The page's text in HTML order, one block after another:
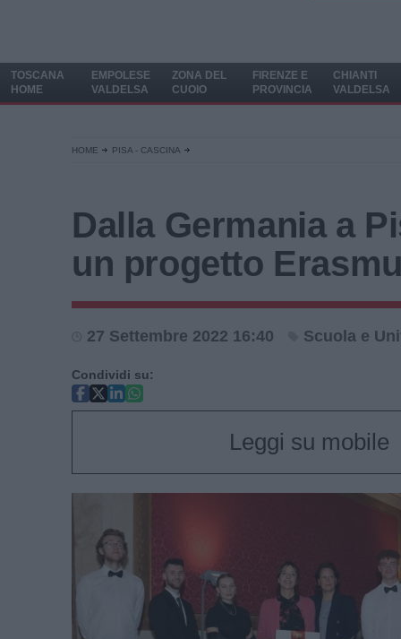
TOSCANA
HOME
EMPOLESE
VALDELSA
ZONA DEL
CUOIO
FIRENZE E
PROVINCIA
CHIANTI
VALDELSA
HOME PISA - CASCINA
Dalla Germania a
un progetto
27 Settembre 2022 16:40 Scuola e
Condividi su:
Leggi su mobile